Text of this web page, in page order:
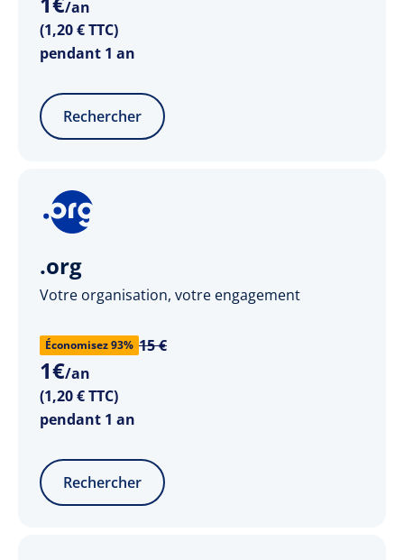
/an
(1,20 € TTC)
pendant 1 an
Rechercher
.org
Votre organisation, votre engagement
Économisez 93% 15 €
1€/an
(1,20 € TTC)
pendant 1 an
Rechercher